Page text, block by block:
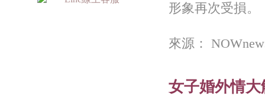
形象再次受損。
來源：
女子婚外情